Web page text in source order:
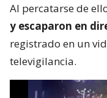
Al percatarse de
y escaparon en
registrado en un
televigilancia.